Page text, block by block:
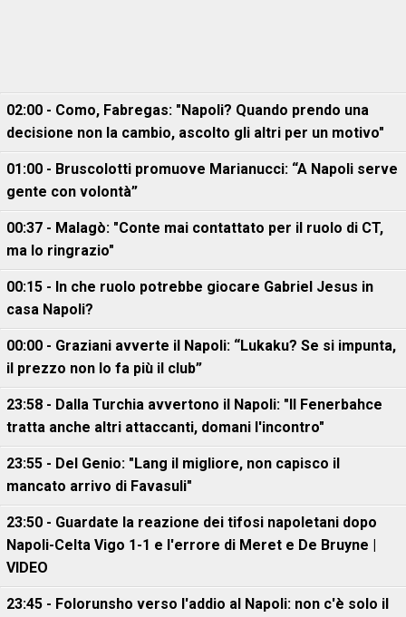
02:00 - Como, Fabregas: "Napoli? Quando prendo una
decisione non la cambio, ascolto gli altri per un motivo"
01:00 - Bruscolotti promuove Marianucci: “A Napoli serve
gente con volontà”
00:37 - Malagò: "Conte mai contattato per il ruolo di CT,
ma lo ringrazio"
00:15 - In che ruolo potrebbe giocare Gabriel Jesus in
casa Napoli?
00:00 - Graziani avverte il Napoli: “Lukaku? Se si impunta,
il prezzo non lo fa più il club”
23:58 - Dalla Turchia avvertono il Napoli: "Il Fenerbahce
tratta anche altri attaccanti, domani l'incontro"
23:55 - Del Genio: "Lang il migliore, non capisco il
mancato arrivo di Favasuli"
23:50 - Guardate la reazione dei tifosi napoletani dopo
Napoli-Celta Vigo 1-1 e l'errore di Meret e De Bruyne |
VIDEO
23:45 - Folorunsho verso l'addio al Napoli: non c'è solo il